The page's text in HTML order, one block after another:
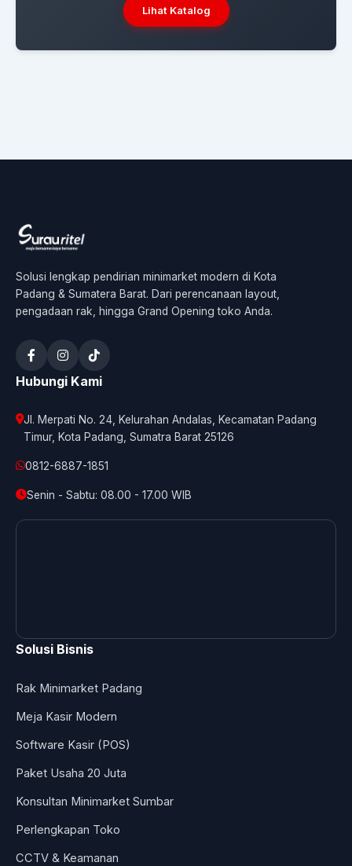
Lihat Katalog
Solusi lengkap pendirian minimarket modern di Kota
Padang & Sumatera Barat. Dari perencanaan layout,
pengadaan rak, hingga Grand Opening toko Anda.
Hubungi Kami
Jl. Merpati No. 24, Kelurahan Andalas, Kecamatan Padang
Timur, Kota Padang, Sumatra Barat 25126
0812-6887-1851
Senin - Sabtu: 08.00 - 17.00 WIB
Solusi Bisnis
Rak Minimarket Padang
Meja Kasir Modern
Software Kasir (POS)
Paket Usaha 20 Juta
Konsultan Minimarket Sumbar
Perlengkapan Toko
CCTV & Keamanan